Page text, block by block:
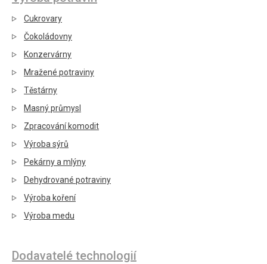
Cukrovary
Čokoládovny
Konzervárny
Mražené potraviny
Těstárny
Masný průmysl
Zpracování komodit
Výroba sýrů
Pekárny a mlýny
Dehydrované potraviny
Výroba koření
Výroba medu
Dodavatelé technologií